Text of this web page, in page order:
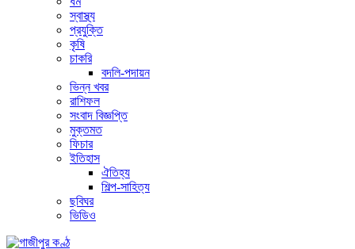
স্বাস্থ্য
প্রযুক্তি
কৃষি
চাকরি
বদলি-পদায়ন
ভিন্ন খবর
রাশিফল
সংবাদ বিজ্ঞপ্তি
মুক্তমত
ফিচার
ইতিহাস
ঐতিহ্য
শিল্প-সাহিত্য
ছবিঘর
ভিডিও